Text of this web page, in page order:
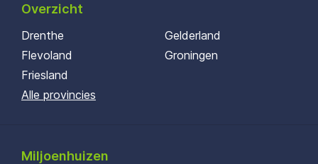
Overzicht
Drenthe
Flevoland
Friesland
Gelderland
Groningen
Alle provincies
Miljoenhuizen